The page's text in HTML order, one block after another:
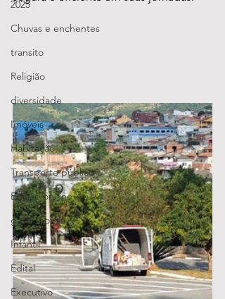
2025
Chuvas e enchentes
transito
Religião
diversidade
Imóveis
Habitação
Transporte público
Edição on line
gastronomia
Infantil
Edital
Executivo